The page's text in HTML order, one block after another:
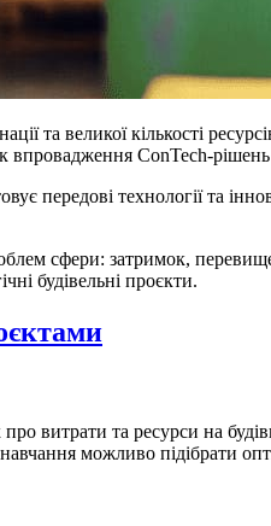
та великої кількості
ConTech-
передові технології та
сфери: затримок,
будівельні проєкти.
витрати та ресурси на
можливо підібрати